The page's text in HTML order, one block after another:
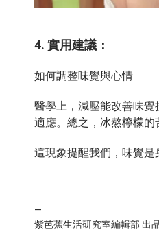
4. 實用建議：
如何調整味覺與心情
醫學上，減壓能改善味
適應。總之，冰熬檸檬的
這現象提醒我們，味覺是
—
紫芭蕉生活研究室編輯部 出